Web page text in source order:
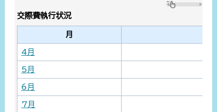
交際費執行状況
月
4月
5月
6月
7月